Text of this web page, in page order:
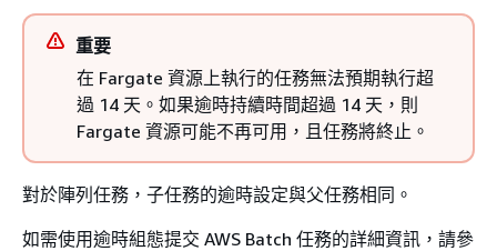
重要
在 Fargate 資源上執行的任務無法預期執行超
過 14 天。如果逾時持續時間超過 14 天，則
Fargate 資源可能不再可用，且任務將終止。
對於陣列任務，子任務的逾時設定與父任務相同。
如需使用逾時組態提交 AWS Batch 任務的詳細資訊，請參